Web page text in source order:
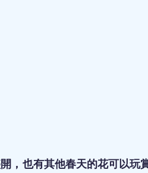
，也有其他春天的花可以玩